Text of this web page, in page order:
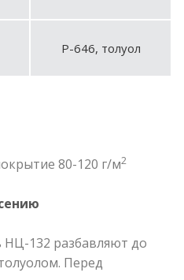
Р-646, толуол
80-120 г/м2
НЦ-132 разбавляют до
Перед